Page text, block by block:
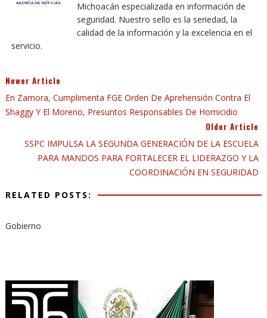
Michoacán especializada en información de
seguridad. Nuestro sello es la seriedad, la
calidad de la información y la excelencia en el
servicio.
Newer Article
En Zamora, Cumplimenta FGE Orden De Aprehensión Contra El
Shaggy Y El Moreno, Presuntos Responsables De Homicidio
Older Article
SSPC IMPULSA LA SEGUNDA GENERACIÓN DE LA ESCUELA
PARA MANDOS PARA FORTALECER EL LIDERAZGO Y LA
COORDINACIÓN EN SEGURIDAD
RELATED POSTS:
Gobierno